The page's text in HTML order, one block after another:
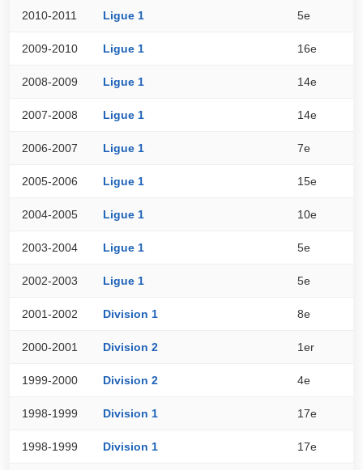
2010-2011 Ligue 1 5e
2009-2010 Ligue 1 16e
2008-2009 Ligue 1 14e
2007-2008 Ligue 1 14e
2006-2007 Ligue 1 7e
2005-2006 Ligue 1 15e
2004-2005 Ligue 1 10e
2003-2004 Ligue 1 5e
2002-2003 Ligue 1 5e
2001-2002 Division 1 8e
2000-2001 Division 2 1er
1999-2000 Division 2 4e
1998-1999 Division 1 17e
1998-1999 Division 1 17e